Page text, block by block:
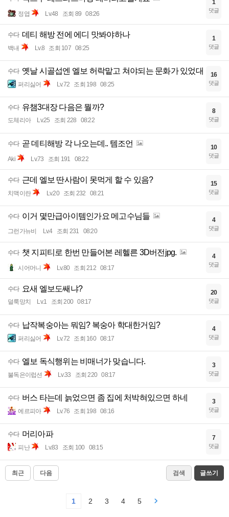
정엽 Lv.48 조회 89 08:26
1
댓글
수다 데티 해방 전에 에디 맛봐야하나
백내 Lv.8 조회 107 08:25
1
댓글
수다 옛날 시골섭엔 엘보 허락맡고 쳐야되는 문화가 있었대
퍼리싫어 Lv.72 조회 198 08:25
16
댓글
수다 유챔3대장 다음은 뭘까?
도체리아 Lv.25 조회 228 08:22
8
댓글
수다 곧 데티해방 각 나오는데.. 템조언
Aki Lv.73 조회 191 08:22
10
댓글
수다 근데 엘보 딴사람이 못먹게 할 수 있음?
치맥이란 Lv.20 조회 232 08:21
15
댓글
수다 이거 몇만급아이템인가요 메고수님들
그런가뉴비 Lv.4 조회 231 08:20
4
댓글
수다 챗 지피티로 한번 만들어본 레헬른 3D버전jpg.
시어머니 Lv.80 조회 212 08:17
4
댓글
수다 요새 엘보도쌔냐?
덜룩망치 Lv.1 조회 200 08:17
20
댓글
수다 납작복숭아는 뭐임? 복숭아 학대한거임?
퍼리싫어 Lv.72 조회 160 08:17
4
댓글
수다 엘보 독식행위는 비매너가 맞습니다.
불독은이럽션 Lv.33 조회 220 08:17
3
댓글
수다 버스 타는데 늙었으면 좀 집에 처박혀있으면 하네
에르피아 Lv.76 조회 198 08:16
3
댓글
수다 머리아파
피난 Lv.83 조회 100 08:15
7
댓글
최근 다음 검색 글쓰기
1 2 3 4 5